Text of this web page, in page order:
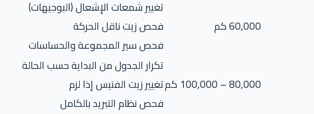
60,000 كم
تغيير شمعات الإشعال (البوجيهات)
فحص زيت ناقل الحركة
فحص سير المجموعة والحساسات
80,000 – 100,000 كم
تكرار الجدول من البداية حسب الحالة
تغيير زيت الفتيس إذا لزم
فحص نظام التبريد بالكامل